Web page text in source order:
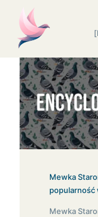
Mewka
popularność
Mewka